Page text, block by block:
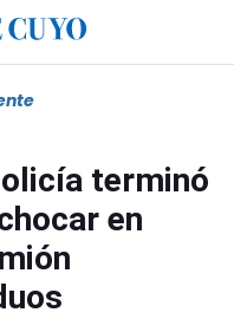
terminó
en